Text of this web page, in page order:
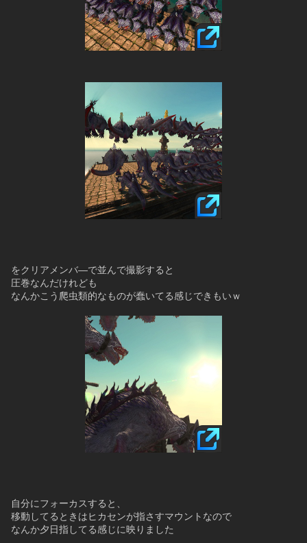
をクリアメンバ―で並んで撮影すると
圧巻なんだけれども
なんかこう爬虫類的なものが蠢いてる感じできもいｗ
自分にフォーカスすると、
移動してるときはヒカセンが指さすマウントなので
なんか夕日指してる感じに映りました